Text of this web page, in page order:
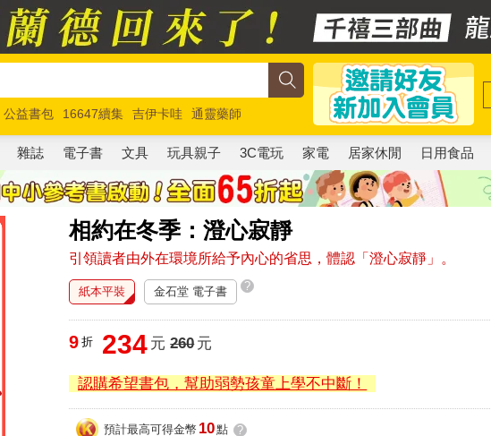
公益書包 16647續集 吉伊卡哇
通靈藥師
馬斯克 玩具總動員5 超慢跑
雜誌 電子書 文具 玩具親子 3C電玩 家電 居家休閒 日用食品
相約在冬季：澄心寂靜
引領讀者由外在環境所給予內心的省思，體認「澄心寂靜」。
紙本平裝 金石堂 電子書 ?
9 折 234 元 260元
認購希望書包，幫助弱勢孩童上學不中斷！
預計最高可得金幣 10點 ?